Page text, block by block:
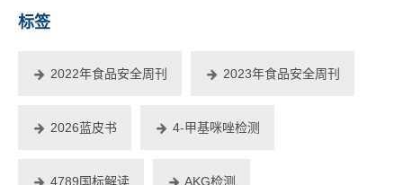
标签
2022年食品安全周刊 2023年食品安全周刊
2026蓝皮书 4-甲基咪唑检测
4789国标解读 AKG检测